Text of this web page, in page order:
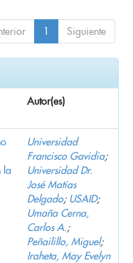
1 Siguiente
Autor(es)
la
Universidad
Francisco Gavidia;
Universidad Dr.
José Matías
Delgado; USAID;
Umaña Cerna,
Carlos A.;
Peñailillo, Miguel;
Iraheta, May Evelyn